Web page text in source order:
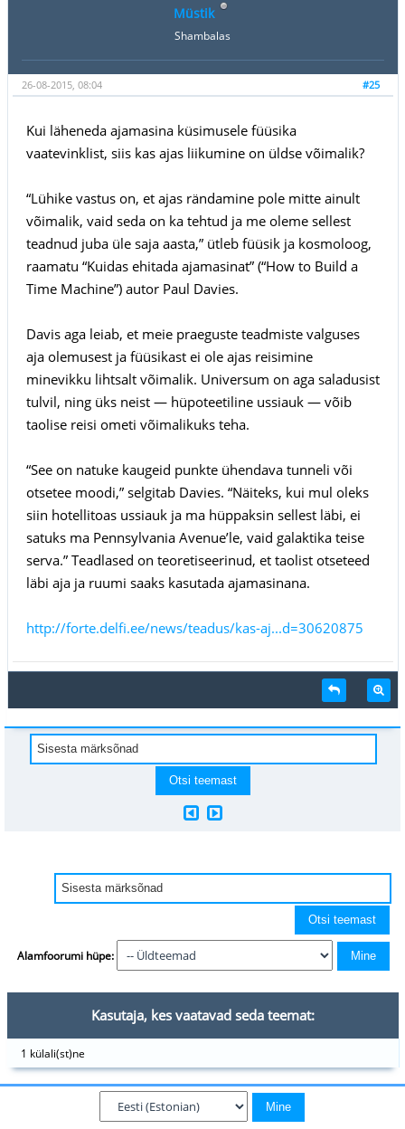
Müstik
Shambalas
#25
26-08-2015, 08:04
Kui läheneda ajamasina küsimusele füüsika
vaatevinklist, siis kas ajas liikumine on üldse võimalik?
“Lühike vastus on, et ajas rändamine pole mitte ainult
võimalik, vaid seda on ka tehtud ja me oleme sellest
teadnud juba üle saja aasta,” ütleb füüsik ja kosmoloog,
raamatu “Kuidas ehitada ajamasinat” (“How to Build a
Time Machine”) autor Paul Davies.
Davis aga leiab, et meie praeguste teadmiste valguses
aja olemusest ja füüsikast ei ole ajas reisimine
minevikku lihtsalt võimalik. Universum on aga saladusist
tulvil, ning üks neist — hüpoteetiline ussiauk — võib
taolise reisi ometi võimalikuks teha.
“See on natuke kaugeid punkte ühendava tunneli või
otsetee moodi,” selgitab Davies. “Näiteks, kui mul oleks
siin hotellitoas ussiauk ja ma hüppaksin sellest läbi, ei
satuks ma Pennsylvania Avenue’le, vaid galaktika teise
serva.” Teadlased on teoretiseerinud, et taolist otseteed
läbi aja ja ruumi saaks kasutada ajamasinana.
http://forte.delfi.ee/news/teadus/kas-aj...d=30620875
Alamfoorumi hüpe:
Kasutaja, kes vaatavad seda teemat:
1 külali(st)ne